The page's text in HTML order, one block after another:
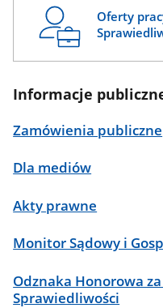
Oferty
Informacje
Zamówienia publiczne
Dla mediów
Akty prawne
Monitor Sądowy i
Odznaka Honorowa
Sprawiedliwości